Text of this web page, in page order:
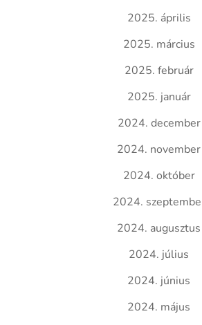
2025. április
2025. március
2025. február
2025. január
2024. december
2024. november
2024. október
2024.
2024. augusztus
2024. július
2024. június
2024. május